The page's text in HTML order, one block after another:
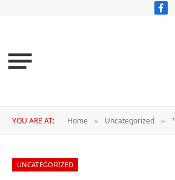
YOU ARE AT: Home » Uncategorized »
UNCATEGORIZED